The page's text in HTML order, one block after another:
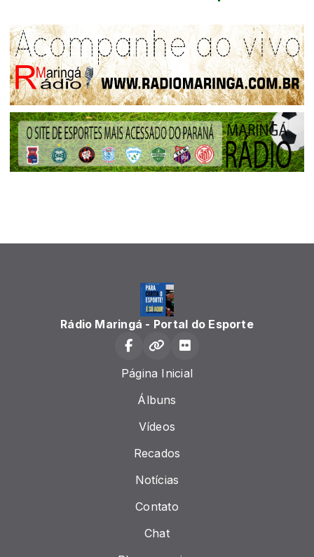
Rádio Maringá - Portal do Esporte
Página Inicial
Álbuns
Vídeos
Recados
Notícias
Contato
Chat